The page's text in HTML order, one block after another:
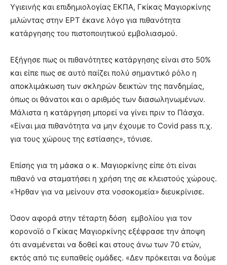
pornΥγιεινής και επιδημιολογίας ΕΚΠΑ, Γκίκας Μαγιορκίνης
μιλώντας στην ΕΡΤ έκανε λόγο για πιθανότητα
κατάργησης του πιστοποιητικού εμβολιασμού.
Εξήγησε πως οι πιθανότητες κατάργησης είναι στο 50%
και είπε πως σε αυτό παίζει πολύ σημαντικό ρόλο η
αποκλιμάκωση των σκληρών δεικτών της πανδημίας,
όπως οι θάνατοι και ο αριθμός των διασωληνωμένων.
Μάλιστα η κατάργηση μπορεί να γίνει πριν το Πάσχα.
«Είναι μια πιθανότητα να μην έχουμε το Covid pass π.χ.
για τους χώρους της εστίασης», τόνισε.
Επίσης για τη μάσκα ο κ. Μαγιορκίνης είπε ότι είναι
πιθανό να σταματήσει η χρήση της σε κλειστούς χώρους.
«Ήρθαν για να μείνουν στα νοσοκομεία» διευκρίνισε.
Όσον αφορά στην τέταρτη δόση εμβολίου για τον
κορoνοϊό ο Γκίκας Μαγιορκίνης εξέφρασε την άποψη
ότι αναμένεται να δοθεί και στους άνω των 70 ετών,
εκτός από τις ευπαθείς ομάδες. «Δεν πρόκειται να δούμε